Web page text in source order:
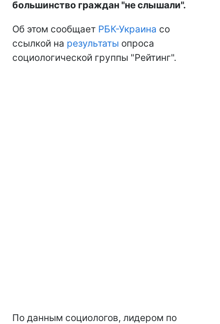
большинство граждан "не слышали".
Об этом сообщает РБК-Украина со
ссылкой на результаты опроса
социологической группы "Рейтинг".
По данным социологов, лидером по